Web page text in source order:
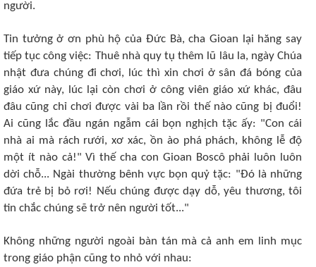
người.
Tin tưởng ở ơn phù hộ của Ðức Bà, cha Gioan lại hăng say
tiếp tục công việc: Thuê nhà quy tụ thêm lũ lâu la, ngày Chúa
nhật đưa chúng đi chơi, lúc thì xin chơi ở sân đá bóng của
giáo xứ này, lúc lại còn chơi ở công viên giáo xứ khác, đâu
đâu cũng chỉ chơi được vài ba lần rồi thế nào cũng bị đuổi!
Ai cũng lắc đầu ngán ngẫm cái bọn nghịch tặc ấy: "Con cái
nhà ai mà rách rưới, xơ xác, ồn ào phá phách, không lễ độ
một ít nào cả!" Vì thế cha con Gioan Boscô phải luôn luôn
dời chỗ... Ngài thường bênh vực bọn quỷ tặc: "Ðó là những
đứa trẻ bị bỏ rơi! Nếu chúng được dạy dỗ, yêu thương, tôi
tin chắc chúng sẽ trở nên người tốt..."
Không những người ngoài bàn tán mà cả anh em linh mục
trong giáo phận cũng to nhỏ với nhau: